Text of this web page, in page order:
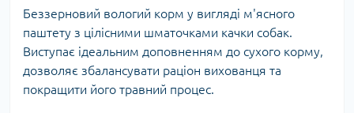
Беззерновий вологий корм у вигляді м'ясного
паштету з цілісними шматочками качки собак.
Виступає ідеальним доповненням до сухого корму,
дозволяє збалансувати раціон вихованця та
покращити його травний процес.